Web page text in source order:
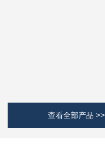
查看全部产品 >>